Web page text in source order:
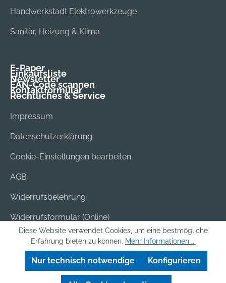
Handwerkstadt Elektrowerkzeuge
Sanitär, Heizung & Klima
E-Paper
Einkaufsliste
Newsletter
EAN-Code scannen
Kontaktformular
Rechtliches & Service
Impressum
Datenschutzerklärung
Cookie-Einstellungen bearbeiten
AGB
Widerrufsbelehrung
Widerrufsformular (Online)
Versand & Bezahlung
Batterieentsorgung
Diese Website verwendet Cookies, um eine bestmögliche
Erfahrung bieten zu können. Mehr Informationen ...
Nur technisch notwendige Konfigurieren